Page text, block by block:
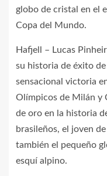
globo de cristal en el
Copa del Mundo.
Hafjell – Lucas
su historia de éxito de
sensacional victoria
Olímpicos de Milán y
de oro en la historia
brasileños, el joven
también el pequeño
esquí alpino.